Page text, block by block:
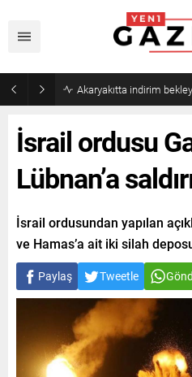
Akaryakıtta indirim
İsrail ordusu
Lübnan’a
İsrail ordusundan yapılan
ve Hamas’a ait iki silah
Paylaş Tweetle